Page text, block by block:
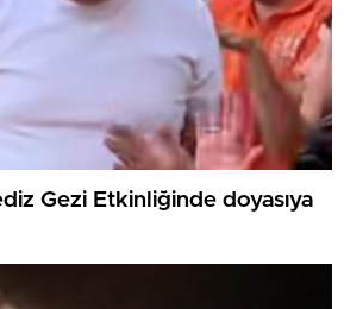
Gezi Etkinliğinde doyasıya